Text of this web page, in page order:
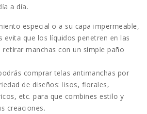
a día.
especial o a su capa impermeable,
evita que los líquidos penetren en las
manchas con un simple paño
comprartelas antimanchas por
de diseños: lisos, florales,
etc. para que combines estilo y
creaciones.